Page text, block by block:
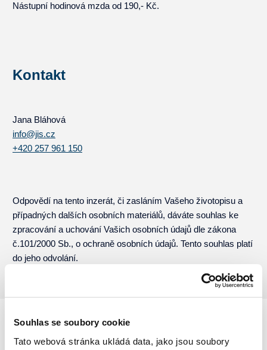
Souhlas se soubory cookie
Tato webová stránka ukládá data, jako jsou soubory
Nástupní hodinová mzda od 190,- Kč.
Kontakt
Jana Bláhová
info@jis.cz
+420 257 961 150
Odpovědí na tento inzerát, či zasláním Vašeho životopisu a
případných dalších osobních materiálů, dáváte souhlas ke
zpracování a uchování Vašich osobních údajů dle zákona
č.101/2000 Sb., o ochraně osobních údajů. Tento souhlas platí
do jeho odvolání.